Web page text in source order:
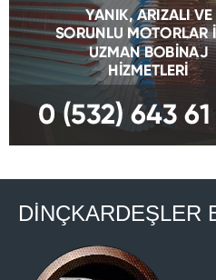
DİNÇKARDEŞLER